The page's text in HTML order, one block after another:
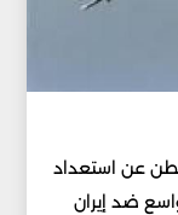
عن استعداد
ضد إيران